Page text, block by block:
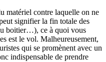
matériel contre laquelle on ne
signifier la fin totale des
boitier…), ce à quoi vous
est le vol. Malheureusement,
qui se promènent avec un
indispensable de prendre